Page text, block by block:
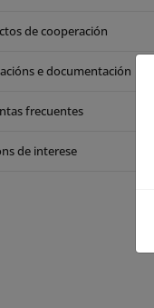
de cooperación
e documentación
frecuentes
de interese